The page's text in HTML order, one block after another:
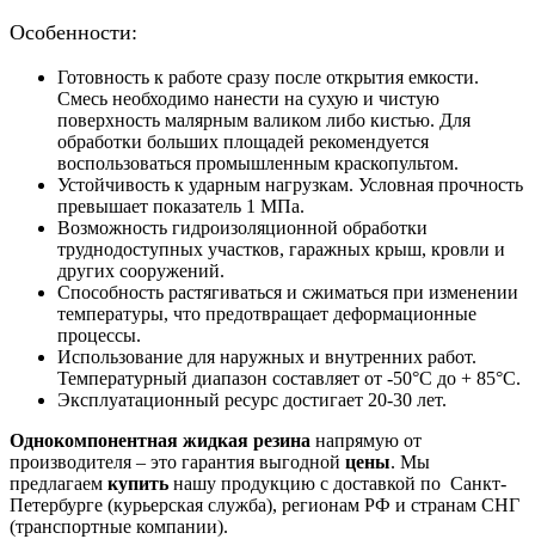
Особенности:
Готовность к работе сразу после открытия емкости.
Смесь необходимо нанести на сухую и чистую
поверхность малярным валиком либо кистью. Для
обработки больших площадей рекомендуется
воспользоваться промышленным краскопультом.
Устойчивость к ударным нагрузкам. Условная прочность
превышает показатель 1 МПа.
Возможность гидроизоляционной обработки
труднодоступных участков, гаражных крыш, кровли и
других сооружений.
Способность растягиваться и сжиматься при изменении
температуры, что предотвращает деформационные
процессы.
Использование для наружных и внутренних работ.
Температурный диапазон составляет от -50°С до + 85°С.
Эксплуатационный ресурс достигает 20-30 лет.
Однокомпонентная жидкая резина напрямую от
производителя – это гарантия выгодной цены. Мы
предлагаем купить нашу продукцию с доставкой по Санкт-
Петербурге (курьерская служба), регионам РФ и странам СНГ
(транспортные компании).